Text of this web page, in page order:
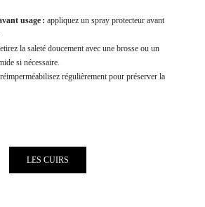
usage : appliquez un spray protecteur avant
la saleté doucement avec une brosse ou un
si nécessaire.
réimperméabilisez régulièrement pour préserver la
LES CUIRS